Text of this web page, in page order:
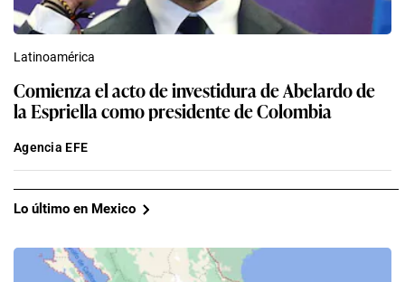
Latinoamérica
Comienza el acto de investidura de Abelardo de
la Espriella como presidente de Colombia
Agencia EFE
Lo último en Mexico